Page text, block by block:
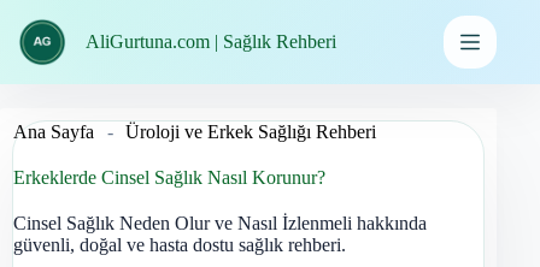
geç
AliGurtuna.com | Sağlık Rehberi
Ana Sayfa - Üroloji ve Erkek Sağlığı Rehberi
Erkeklerde Cinsel Sağlık Nasıl Korunur?
Cinsel Sağlık Neden Olur ve Nasıl İzlenmeli hakkında
güvenli, doğal ve hasta dostu sağlık rehberi.